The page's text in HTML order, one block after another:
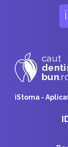
caut
bun
iStoma -